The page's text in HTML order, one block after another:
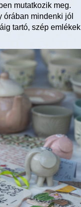
mutatkozik meg.
órában mindenki jól
tartó, szép emlékek